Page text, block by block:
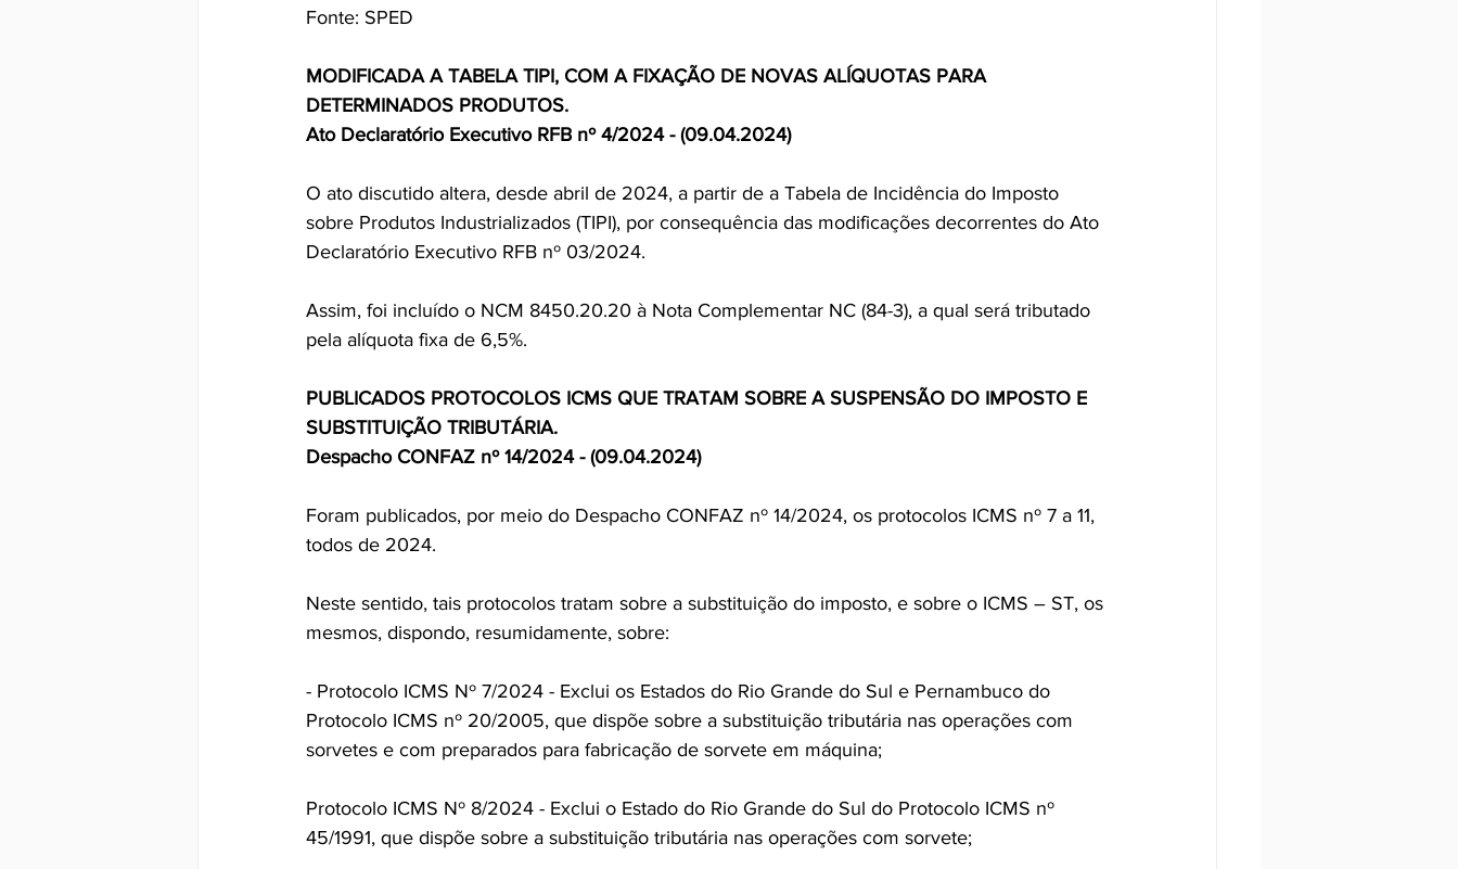
Fonte: SPED
MODIFICADA A TABELA TIPI, COM A FIXAÇÃO DE NOVAS ALÍQUOTAS PARA
DETERMINADOS PRODUTOS.
Ato Declaratório Executivo RFB nº 4/2024 - (09.04.2024)
O ato discutido altera, desde abril de 2024, a partir de a Tabela de Incidência do Imposto
sobre Produtos Industrializados (TIPI), por consequência das modificações decorrentes do Ato
Declaratório Executivo RFB nº 03/2024.
Assim, foi incluído o NCM 8450.20.20 à Nota Complementar NC (84-3), a qual será tributado
pela alíquota fixa de 6,5%.
PUBLICADOS PROTOCOLOS ICMS QUE TRATAM SOBRE A SUSPENSÃO DO IMPOSTO E
SUBSTITUIÇÃO TRIBUTÁRIA.
Despacho CONFAZ nº 14/2024 - (09.04.2024)
Foram publicados, por meio do Despacho CONFAZ nº 14/2024, os protocolos ICMS nº 7 a 11,
todos de 2024.
Neste sentido, tais protocolos tratam sobre a substituição do imposto, e sobre o ICMS – ST, os
mesmos, dispondo, resumidamente, sobre:
- Protocolo ICMS Nº 7/2024 - Exclui os Estados do Rio Grande do Sul e Pernambuco do
Protocolo ICMS nº 20/2005, que dispõe sobre a substituição tributária nas operações com
sorvetes e com preparados para fabricação de sorvete em máquina;
Protocolo ICMS Nº 8/2024 - Exclui o Estado do Rio Grande do Sul do Protocolo ICMS nº
45/1991, que dispõe sobre a substituição tributária nas operações com sorvete;